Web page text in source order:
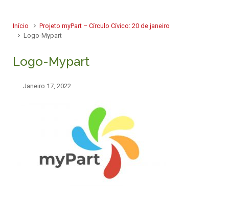
Início
Projeto myPart – Círculo Cívico: 20 de janeiro
Logo-Mypart
Logo-Mypart
Janeiro 17, 2022